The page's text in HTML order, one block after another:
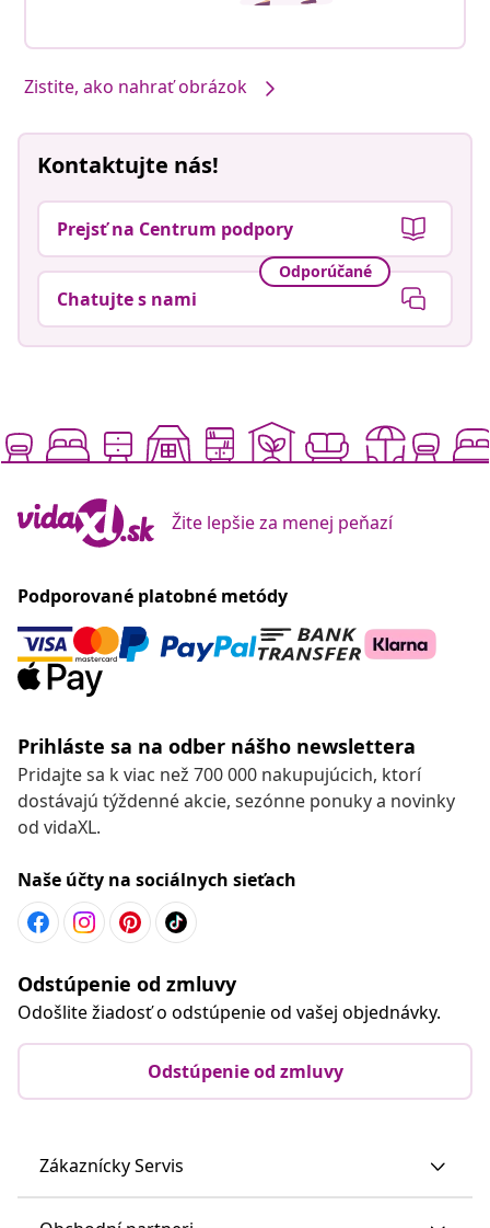
Zistite, ako nahrať obrázok
Kontaktujte nás!
Prejsť na Centrum podpory
Odporúčané
Chatujte s nami
Žite lepšie za menej peňazí
Podporované platobné metódy
Prihláste sa na odber nášho newslettera
Pridajte sa k viac než 700 000 nakupujúcich, ktorí
dostávajú týždenné akcie, sezónne ponuky a novinky
od vidaXL.
Naše účty na sociálnych sieťach
Odstúpenie od zmluvy
Odošlite žiadosť o odstúpenie od vašej objednávky.
Odstúpenie od zmluvy
Zákaznícky Servis